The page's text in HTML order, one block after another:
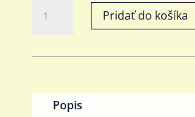
Krištáľový
Glacier
Pridať do košíka
Popis